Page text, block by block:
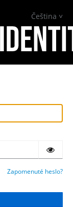
Čeština
Zapomenuté heslo?